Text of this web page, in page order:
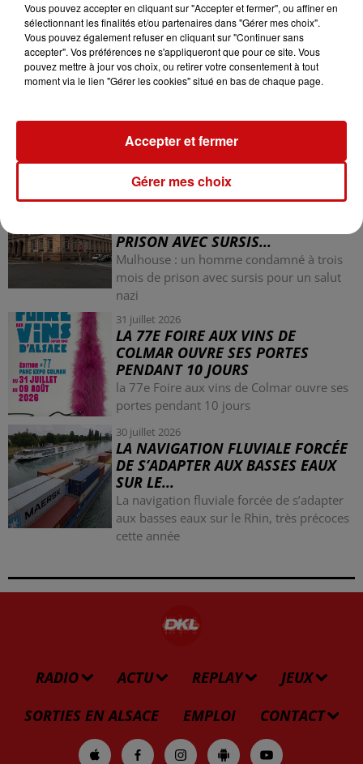
région qui demeure la plus pauvre de France.
LES AUTRES ACTUALITÉS
MULHOUSE : UN HOMME
PRISON AVEC SURSIS...
Mulhouse : un homme condamné à trois
mois de prison avec sursis pour un salut
nazi
31 juillet 2026
LA 77E FOIRE AUX VINS DE
COLMAR OUVRE SES PORTES
PENDANT 10 JOURS
la 77e Foire aux vins de Colmar ouvre ses
portes pendant 10 jours
30 juillet 2026
LA NAVIGATION FLUVIALE FORCÉE
DE S’ADAPTER AUX BASSES EAUX
SUR LE...
La navigation fluviale forcée de s’adapter
aux basses eaux sur le Rhin, très précoces
cette année
RADIO ACTU REPLAY
JEUX
SORTIES EN ALSACE
EMPLOI CONTACT
Vous pouvez accepter en cliquant sur "Accepter et fermer", ou affiner en
sélectionnant les finalités et/ou partenaires dans "Gérer mes choix".
Vous pouvez également refuser en cliquant sur "Continuer sans
accepter". Vos préférences ne s'appliqueront que pour ce site. Vous
pouvez mettre à jour vos choix, ou retirer votre consentement à tout
moment via le lien "Gérer les cookies" situé en bas de chaque page.
Gérer mes choix
Accepter et fermer